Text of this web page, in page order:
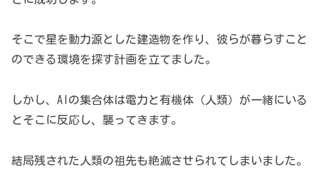
そこで星を動力源とした建造物を作り、彼らが暮らすこと
のできる環境を探す計画を立てました。
しかし、AIの集合体は電力と有機体（人類）が一緒にいる
とそこに反応し、襲ってきます。
結局残された人類の祖先も絶滅させられてしまいました。